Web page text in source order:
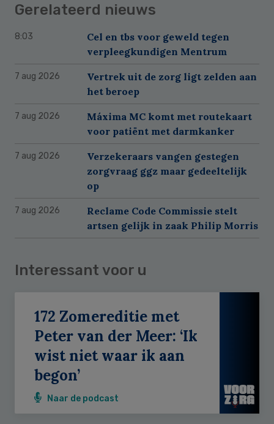
Gerelateerd nieuws
8:03
Cel en tbs voor geweld tegen
verpleegkundigen Mentrum
7 aug 2026
Vertrek uit de zorg ligt zelden aan
het beroep
7 aug 2026
Máxima MC komt met routekaart
voor patiënt met darmkanker
7 aug 2026
Verzekeraars vangen gestegen
zorgvraag ggz maar gedeeltelijk
op
7 aug 2026
Reclame Code Commissie stelt
artsen gelijk in zaak Philip Morris
Interessant voor u
172 Zomereditie met
Peter van der Meer: ‘Ik
wist niet waar ik aan
begon’
Naar de podcast